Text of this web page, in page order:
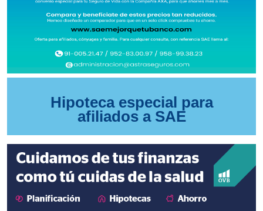
Hipoteca especial para
afiliados a SAE